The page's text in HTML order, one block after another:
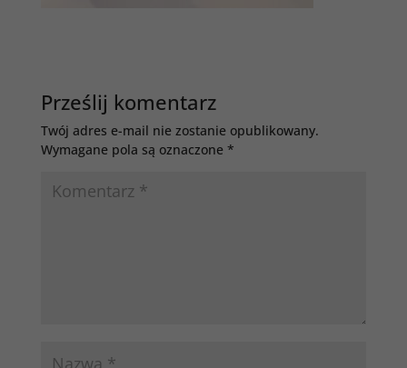
Prześlij komentarz
Twój adres e-mail nie zostanie opublikowany.
Wymagane pola są oznaczone *